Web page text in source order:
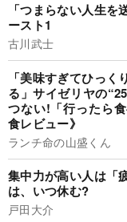
「つまらない人生
ースト1
古川武士
「美味すぎてひっく
る」サイゼリヤの
つない!「行ったら
食レビュー》
ランチ命の山盛くん
集中力が高い人は「
は、いつ休む?
戸田大介